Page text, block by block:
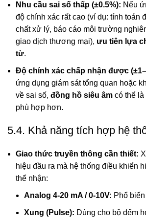
Nhu cầu sai số thấp (±0.5%): Nếu
độ chính xác rất cao (ví dụ: tính toán
chất xử lý, báo cáo môi trường
giao dịch thương mại), ưu tiên lựa
từ.
Độ chính xác chấp nhận được
ứng dụng giám sát tổng quan hoặc
về sai số, đồng hồ siêu âm có thể
phù hợp hơn.
5.4. Khả năng tích hợp hệ
Giao thức truyền thông cần thiết:
hiệu đầu ra mà hệ thống điều khiển
thể nhận:
Analog 4-20 mA / 0-10V: Phổ
Xung (Pulse): Dùng cho bộ đếm